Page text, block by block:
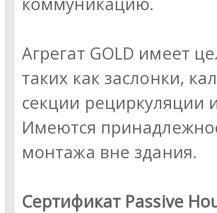
Агрегат GOLD имеет
таких как заслонки,
секции
Имеются
монтажа вне здания.
Сертификат Passive